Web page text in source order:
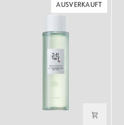
AUSVERKAUFT